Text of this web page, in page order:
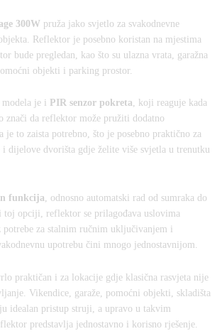
300W pruža jako svjetlo za svakodnevne
Reflektor je posebno koristan na mjestima
bude pregledan, kao što su ulazna vrata, garažna
objekti i parking prostor.
je i PIR senzor pokreta, koji reaguje kada
znači da reflektor može pružiti dodatno
je to zaista potrebno, što je posebno praktično za
i dijelove dvorišta gdje želite više svjetla u trenutku
funkcija, odnosno automatski rad od sumraka do
toj opciji, reflektor se prilagođava uslovima
potrebe za stalnim ručnim uključivanjem i
upotrebu čini mnogo jednostavnijom.
praktičan i za lokacije gdje klasična rasvjeta nije
Vikendice, garaže, pomoćni objekti, skladišta
idealan pristup struji, a upravo u takvim
predstavlja jednostavno i korisno rješenje.